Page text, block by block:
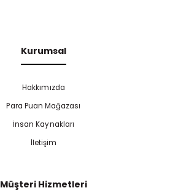
Kurumsal
Hakkımızda
Para Puan Mağazası
İnsan Kaynakları
İletişim
Müşteri Hizmetleri